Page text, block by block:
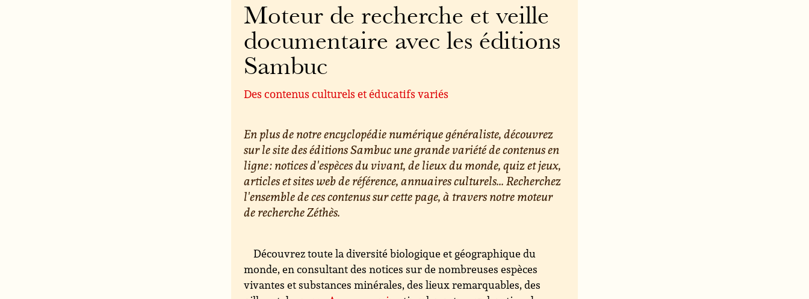
Moteur de recherche et veille
documentaire avec les éditions
Sambuc
Des contenus culturels et éducatifs variés
En plus de notre encyclopédie numérique généraliste, découvrez
sur le site des éditions Sambuc une grande variété de contenus en
ligne : notices d'espèces du vivant, de lieux du monde, quiz et jeux,
articles et sites web de référence, annuaires culturels... Recherchez
l'ensemble de ces contenus sur cette page, à travers notre moteur
de recherche Zéthès.
Découvrez toute la diversité biologique et géographique du
monde, en consultant des notices sur de nombreuses espèces
vivantes et substances minérales, des lieux remarquables, des